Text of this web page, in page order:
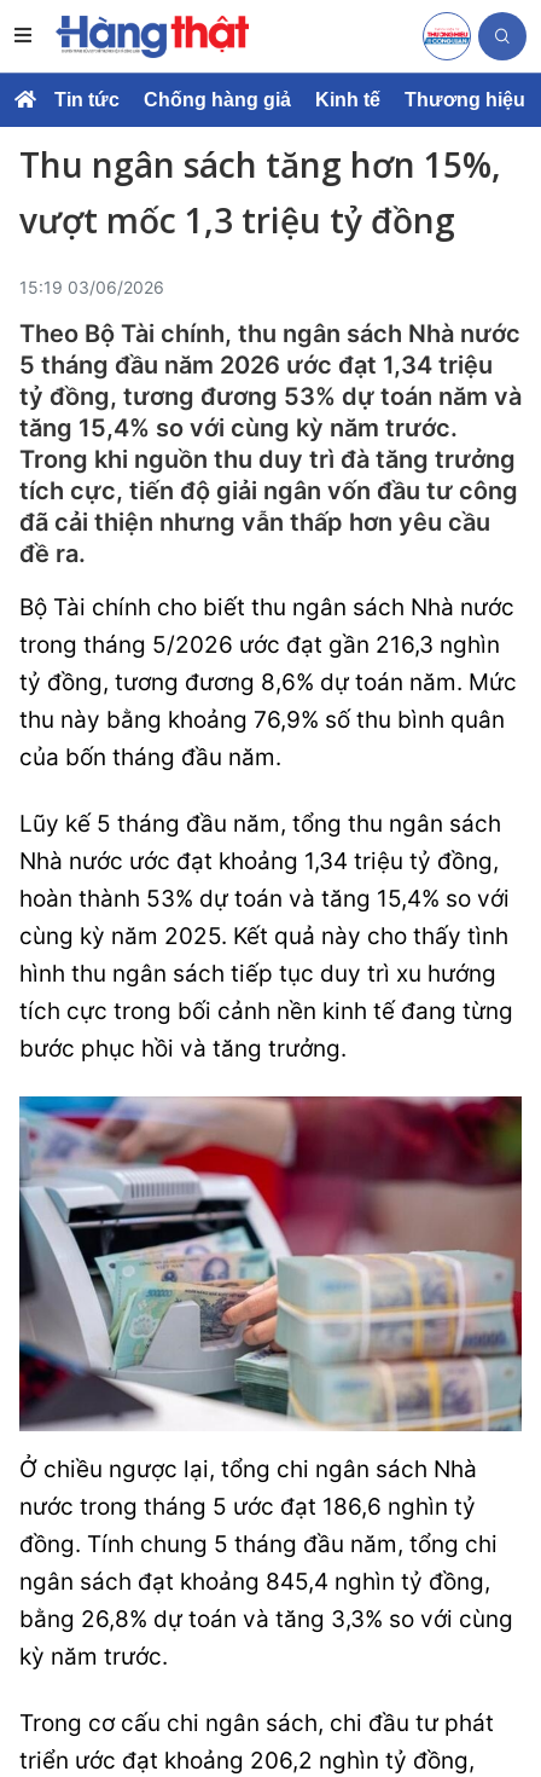
Tin tức Chống hàng giả Kinh tế Thương hiệu
Thu ngân sách tăng hơn 15%,
vượt mốc 1,3 triệu tỷ đồng
15:19 03/06/2026
Theo Bộ Tài chính, thu ngân sách Nhà nước
5 tháng đầu năm 2026 ước đạt 1,34 triệu
tỷ đồng, tương đương 53% dự toán năm và
tăng 15,4% so với cùng kỳ năm trước.
Trong khi nguồn thu duy trì đà tăng trưởng
tích cực, tiến độ giải ngân vốn đầu tư công
đã cải thiện nhưng vẫn thấp hơn yêu cầu
đề ra.
Bộ Tài chính cho biết thu ngân sách Nhà nước
trong tháng 5/2026 ước đạt gần 216,3 nghìn
tỷ đồng, tương đương 8,6% dự toán năm. Mức
thu này bằng khoảng 76,9% số thu bình quân
của bốn tháng đầu năm.
Lũy kế 5 tháng đầu năm, tổng thu ngân sách
Nhà nước ước đạt khoảng 1,34 triệu tỷ đồng,
hoàn thành 53% dự toán và tăng 15,4% so với
cùng kỳ năm 2025. Kết quả này cho thấy tình
hình thu ngân sách tiếp tục duy trì xu hướng
tích cực trong bối cảnh nền kinh tế đang từng
bước phục hồi và tăng trưởng.
Ở chiều ngược lại, tổng chi ngân sách Nhà
nước trong tháng 5 ước đạt 186,6 nghìn tỷ
đồng. Tính chung 5 tháng đầu năm, tổng chi
ngân sách đạt khoảng 845,4 nghìn tỷ đồng,
bằng 26,8% dự toán và tăng 3,3% so với cùng
kỳ năm trước.
Trong cơ cấu chi ngân sách, chi đầu tư phát
triển ước đạt khoảng 206,2 nghìn tỷ đồng,